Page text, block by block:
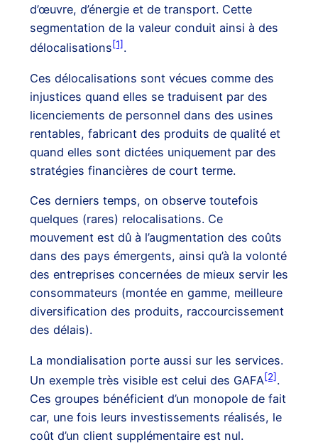
d’œuvre, d’énergie et de transport. Cette
segmentation de la valeur conduit ainsi à des
délocalisations[1].
Ces délocalisations sont vécues comme des
injustices quand elles se traduisent par des
licenciements de personnel dans des usines
rentables, fabricant des produits de qualité et
quand elles sont dictées uniquement par des
stratégies financières de court terme.
Ces derniers temps, on observe toutefois
quelques (rares) relocalisations. Ce
mouvement est dû à l’augmentation des coûts
dans des pays émergents, ainsi qu’à la volonté
des entreprises concernées de mieux servir les
consommateurs (montée en gamme, meilleure
diversification des produits, raccourcissement
des délais).
La mondialisation porte aussi sur les services.
Un exemple très visible est celui des GAFA[2].
Ces groupes bénéficient d’un monopole de fait
car, une fois leurs investissements réalisés, le
coût d’un client supplémentaire est nul.